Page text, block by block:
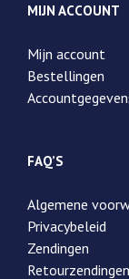
MIJN ACCOUNT
Mijn account
Bestellingen
FAQ’S
Algemene
Privacybeleid
Zendingen
Retourzendingen